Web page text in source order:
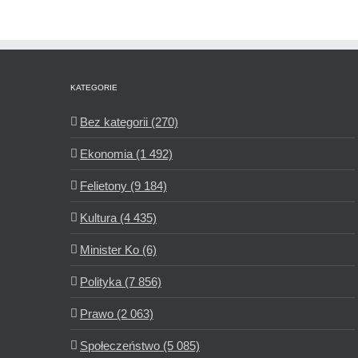
KATEGORIE
Bez kategorii (270)
Ekonomia (1 492)
Felietony (9 184)
Kultura (4 435)
Minister Ko (6)
Polityka (7 856)
Prawo (2 063)
Społeczeństwo (5 085)